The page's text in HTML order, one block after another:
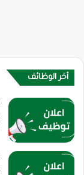
أخر الوظائف